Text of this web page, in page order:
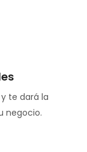
te dará la
negocio.